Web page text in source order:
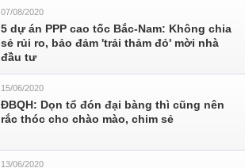
07/08/2020
5 dự án PPP cao tốc Bắc-Nam: Không chia
sẻ rủi ro, bảo đảm 'trải thảm đỏ' mời nhà
đầu tư
15/06/2020
ĐBQH: Dọn tổ đón đại bàng thì cũng nên
rắc thóc cho chào mào, chim sẻ
13/06/2020